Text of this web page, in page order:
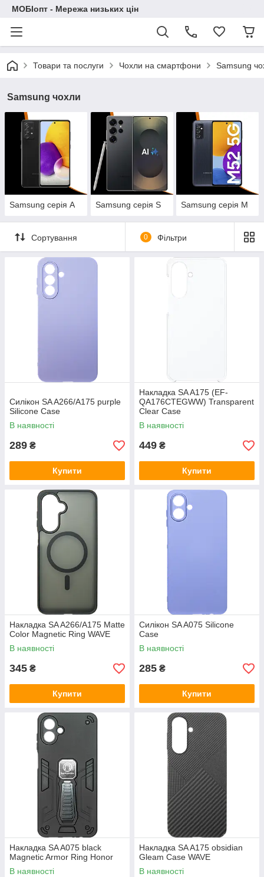
МОБІопт - Мережа низьких цін
Товари та послуги Чохли на смартфони Samsung
Samsung чохли
Samsung серія A Samsung серія S Samsung серія M
Сортування 0 Фільтри
Силікон SA A266/A175 purple
Silicone Case
В наявності
289 ₴
Купити
Накладка SA A175 (EF-
QA176CTEGWW) Transparent
Clear Case
В наявності
449 ₴
Купити
Накладка SA A266/A175 Matte
Color Magnetic Ring WAVE
В наявності
345 ₴
Купити
Силікон SA A075 Silicone
Case
В наявності
285 ₴
Купити
Накладка SA A075 black
Magnetic Armor Ring Honor
В наявності
Накладка SA A175 obsidian
Gleam Case WAVE
В наявності